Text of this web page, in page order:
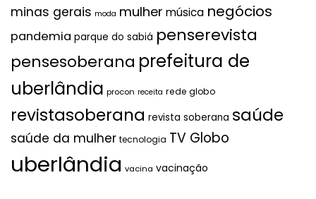
minas gerais moda mulher música negócios
pandemia parque do sabiá penserevista
pensesoberana prefeitura de
uberlândia procon receita rede globo
revistasoberana revista soberana saúde
saúde da mulher tecnologia TV Globo
uberlândia vacina vacinação